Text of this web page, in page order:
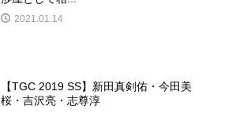
2021.01.14
【TGC 2019 SS】新田真剣佑・今田美
桜・吉沢亮・志尊淳